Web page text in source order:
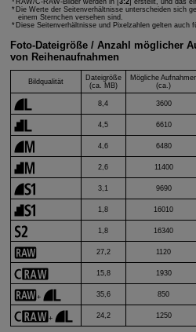
RAW/C-RAW-Bilder werden in [3:2] erstellt, und das
Die Werte der Seitenverhältnisse unterscheiden sich
einem Sternchen versehen sind.
Diese Seitenverhältnisse und Pixelzahlen gelten auch
Foto-Dateigröße / Anzahl möglicher
von Reihenaufnahmen
Bildqualität
Dateigröße
(ca. MB)
Mögliche
(ca.)
8,4 3600
4,5 6610
4,6 6480
2,6 11400
3,1 9690
1,8 16010
1,8 16340
27,2 1120
15,8 1930
+ 35,6 850
+ 24,2 1250